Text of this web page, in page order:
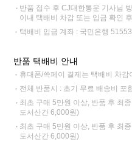
반품 접수 후 CJ대한통운 기사님
이내 택배비 차감 또는 입금 확인
택배비 입금 계좌 : 국민은행
반품 택배비 안내
휴대폰/쓱페이 결제는 택배비 차감
전체 반품시 : 초기 무료 배송비 포
최초 구매 5만원 이상, 반품 후 최
도서산간 6,000원)
최초 구매 5만원 이상, 반품 후 최
도서산간 6,000원)